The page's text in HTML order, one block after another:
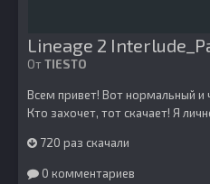
Lineage 2
ОтTIESTO
Всем привет! Вот нормальный и
Кто захочет, тот скачает! Я
720 раз скачали
0 комментариев